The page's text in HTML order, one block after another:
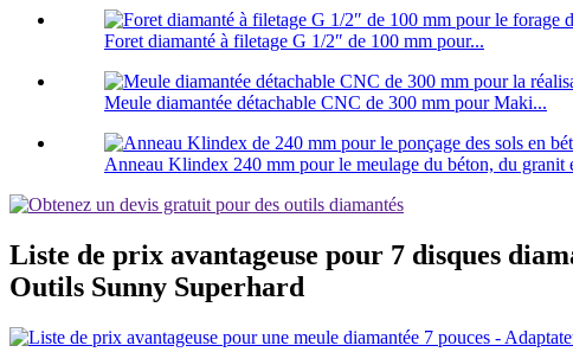
Foret diamanté à filetage G 1/2″ de 100 mm pour...
Meule diamantée détachable CNC de 300 mm pour Maki...
Anneau Klindex 240 mm pour le meulage du béton, du granit
Liste de prix avantageuse pour 7 disques
Outils Sunny Superhard